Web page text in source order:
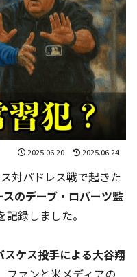
2025.06.20 2025.06.24
対パドレス戦で起きた
スのデーブ・ロバーツ監
記録しました。
ケス投手による大谷翔
ファンと米メディアの